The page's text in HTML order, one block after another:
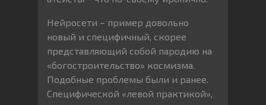
Нейросети – пример довольно
новый и специфичный, скорее
представляющий собой пародию на
«богостроительство» космизма.
Подобные проблемы были и ранее.
Специфической «левой практикой»,